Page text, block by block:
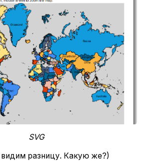
SVG
разницу. Какую же?)